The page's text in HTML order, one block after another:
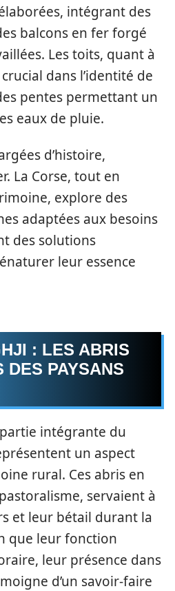
intégrant des
balcons en fer forgé
Les toits, quant à
dans l’identité de
pentes permettant un
eaux de pluie.
d’histoire,
La Corse, tout en
explore des
adaptées aux besoins
des solutions
leur essence
: LES ABRIS
DES PAYSANS
intégrante du
un aspect
rural. Ces abris en
servaient à
et leur bétail durant la
que leur fonction
leur présence dans
d’un savoir-faire